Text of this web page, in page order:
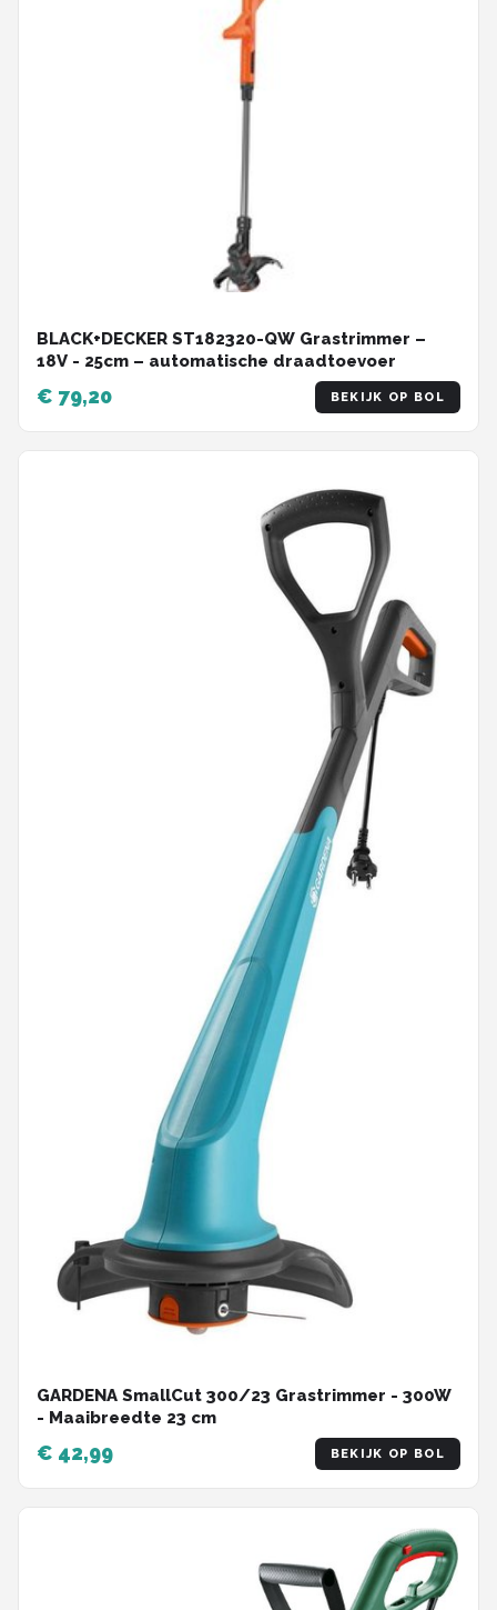
BLACK+DECKER ST182320-QW Grastrimmer –
18V - 25cm – automatische draadtoevoer
€ 79,20 BEKIJK OP BOL
GARDENA SmallCut 300/23 Grastrimmer - 300W
- Maaibreedte 23 cm
€ 42,99 BEKIJK OP BOL